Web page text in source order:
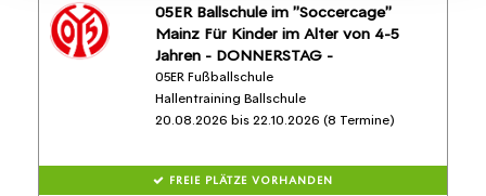
05ER Ballschule im "Soccercage"
Mainz Für Kinder im Alter von 4-5
Jahren - DONNERSTAG -
05ER Fußballschule
Hallentraining Ballschule
20.08.2026 bis 22.10.2026 (8 Termine)
FREIE PLÄTZE VORHANDEN